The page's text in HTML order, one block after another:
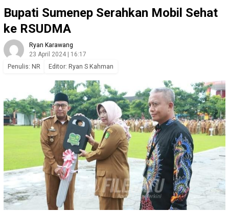
Bupati Sumenep Serahkan Mobil Sehat
ke RSUDMA
Ryan Karawang
23 April 2024 | 16:17
Penulis: NR Editor: Ryan S Kahman